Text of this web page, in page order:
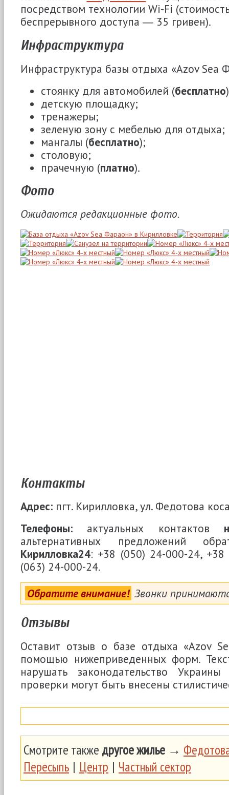
посредством технологии Wi-Fi
беспрерывного доступа ― 35 гривен).
Инфраструктура
Инфраструктура базы отдыха «Azov Sea
стоянку для автомобилей (бесплатно
детскую площадку;
тренажеры;
зеленую зону с мебелью для отдыха;
мангалы (бесплатно);
столовую;
прачечную (платно).
Фото
Ожидаются редакционные фото.
Контакты
Адрес: пгт. Кирилловка, ул. Федотова
Телефоны: актуальных контактов
альтернативных предложений
Кирилловка24: +38 (050) 24-000-24,
(063) 24-000-24.
Обратите внимание! Звонки
Отзывы
Оставит отзыв о базе отдыха «Azov
помощью нижеприведенных форм.
нарушать законодательство
проверки могут быть внесены
Смотрите также другое жилье →
Пересыпь | Центр | Частный сектор